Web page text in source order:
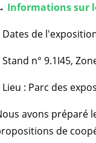
Informations sur
Dates de
Stand n° 9.1I45,
Lieu : Parc des
avons préparé
de